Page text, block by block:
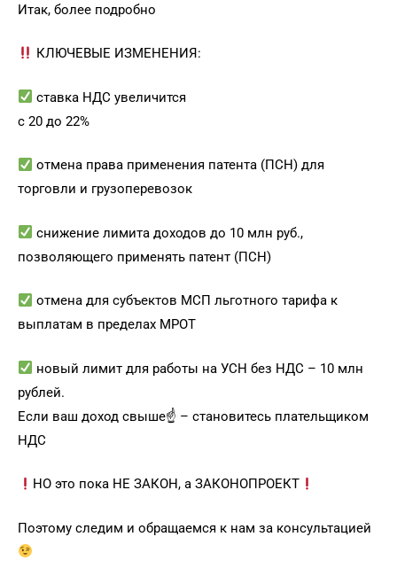
Итак, более подробно
КЛЮЧЕВЫЕ ИЗМЕНЕНИЯ:
ставка НДС увеличится
с 20 до 22%
отмена права применения патента (ПСН) для
торговли и грузоперевозок
снижение лимита доходов до 10 млн руб.,
позволяющего применять патент (ПСН)
отмена для субъектов МСП льготного тарифа к
выплатам в пределах МРОТ
новый лимит для работы на УСН без НДС – 10 млн
рублей.
Если ваш доход свыше☝️ – становитесь плательщиком
НДС
НО это пока НЕ ЗАКОН, а ЗАКОНОПРОЕКТ
Поэтому следим и обращаемся к нам за консультацией